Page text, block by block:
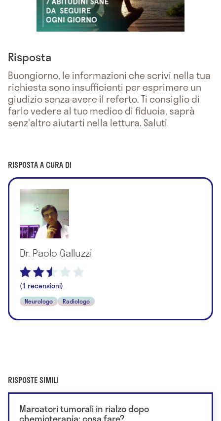
Risposta
Buongiorno, le informazioni che scrivi nella tua
richiesta sono insufficienti per esprimere un
giudizio senza avere il referto. Ti consiglio di
farlo vedere al tuo medico di fiducia, saprà
senz'altro aiutarti nella lettura. Saluti
RISPOSTA A CURA DI
Dr. Paolo Galluzzi
(1 recensioni)
Neurologo Radiologo
RISPOSTE SIMILI
Marcatori tumorali in rialzo dopo